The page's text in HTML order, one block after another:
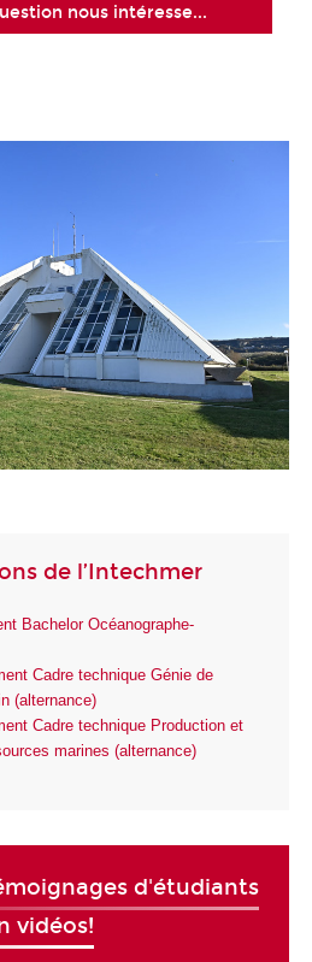
nous intéresse...
de l’Intechmer
Bachelor Océanographe-
Cadre technique Génie de
(alternance)
Cadre technique Production et
marines (alternance)
d'étudiants
vidéos!